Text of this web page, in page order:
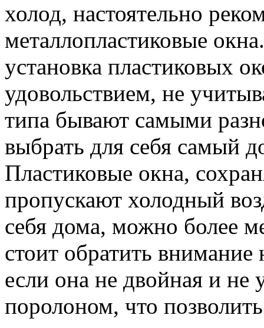
холод, настоятельно
металлопластиковые
установка пластиковых
удовольствием, не
типа бывают самыми
выбрать для себя самый
Пластиковые окна,
пропускают холодный
себя дома, можно более
стоит обратить
если она не двойная и не
поролоном, что